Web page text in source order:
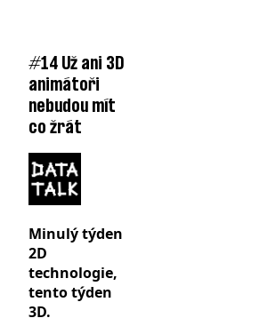
#14 Už ani 3D
animátoři
nebudou mít
co žrát
Minulý týden
2D
technologie,
tento týden
3D.